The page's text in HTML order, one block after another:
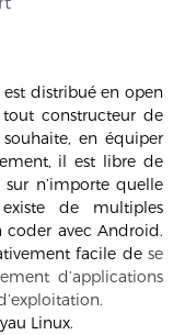
distribué en open
constructeur de
en équiper
il est libre de
n’importe quelle
de multiples
coder avec Android.
facile de se
d’applications
Linux.